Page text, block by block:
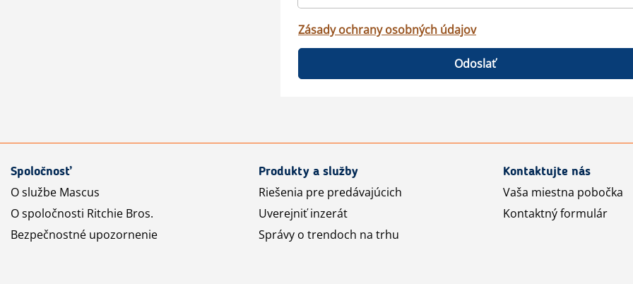
Zásady ochrany osobných údajov
Odoslať
Spoločnosť
O službe Mascus
O spoločnosti Ritchie Bros.
Bezpečnostné upozornenie
Produkty a služby
Riešenia pre predávajúcich
Uverejniť inzerát
Správy o trendoch na trhu
Kontaktujte nás
Vaša miestna pobočka
Kontaktný formulár